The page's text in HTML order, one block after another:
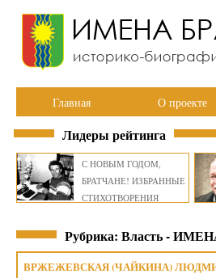
Главная О проекте
Лидеры рейтинга
С НОВЫМ ГОДОМ,
БРАТЧАНЕ! ИЗБРАННЫЕ
СТИХОТВОРЕНИЯ
Рубрика: Власть -
ВРЖЕЖЕВСКАЯ (ЧАЙКИНА)